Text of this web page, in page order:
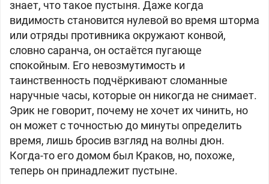
знает, что такое пустыня. Даже когда
видимость становится нулевой во время шторма
или отряды противника окружают конвой,
словно саранча, он остаётся пугающе
спокойным. Его невозмутимость и
таинственность подчёркивают сломанные
наручные часы, которые он никогда не снимает.
Эрик не говорит, почему не хочет их чинить, но
он может с точностью до минуты определить
время, лишь бросив взгляд на волны дюн.
Когда-то его домом был Краков, но, похоже,
теперь он принадлежит пустыне.